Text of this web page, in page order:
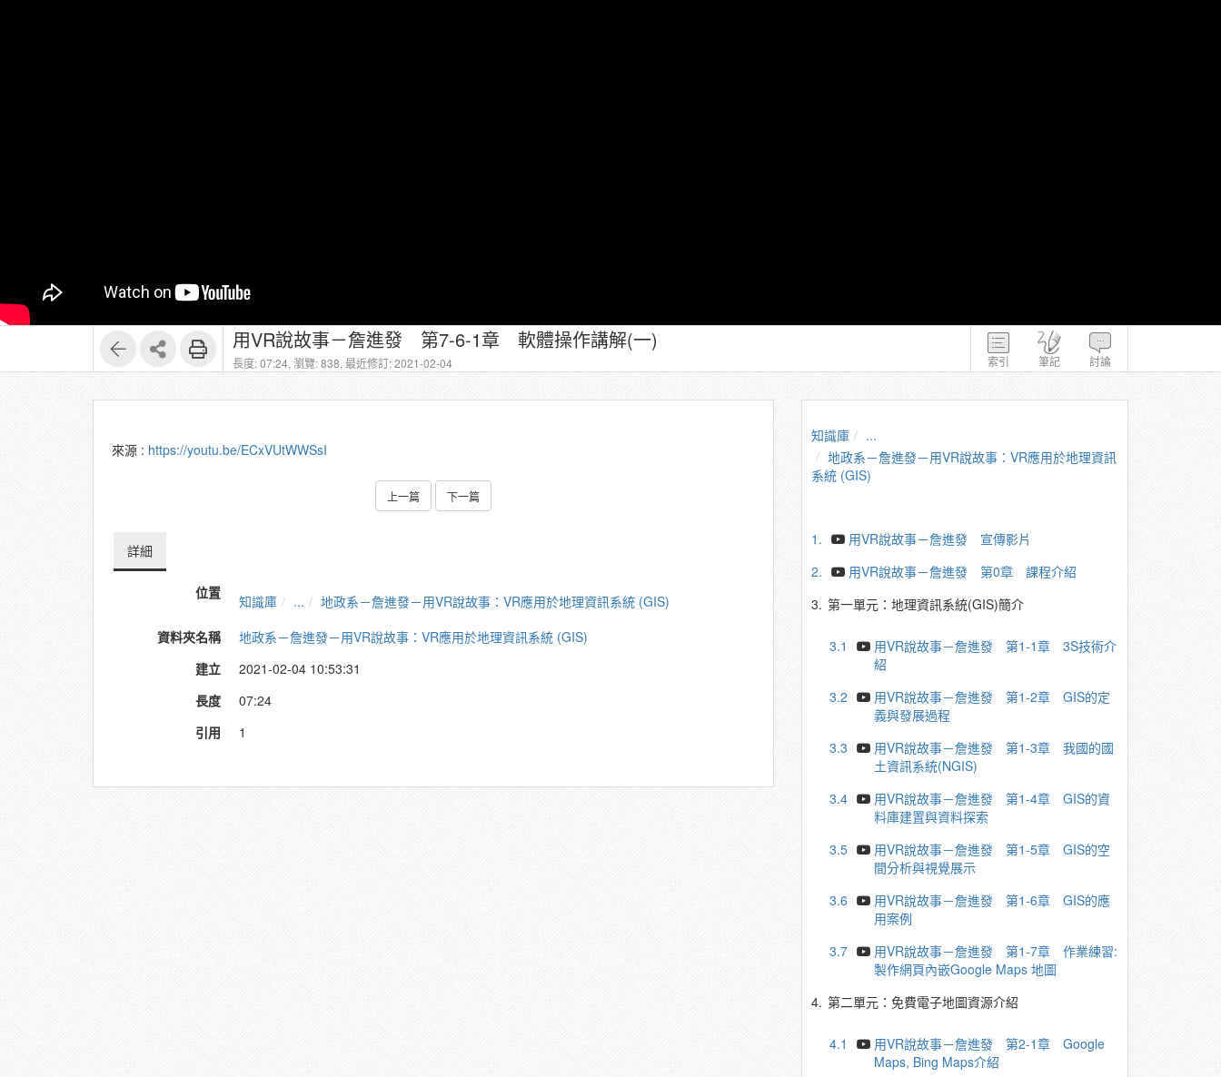
索引 筆記 討論
用VR說故事－詹進發 第7-6-1章 軟體操作講解(一)
長度: 07:24, 瀏覽: 838, 最近修訂: 2021-02-04
來源 : https://youtu.be/ECxVUtWWSsI
上一篇 下一篇
詳細
位置 知識庫 ...
地政系－詹進發－用VR說故事：VR應用於地理資訊系統 (GIS)
資料夾名稱
地政系－詹進發－用VR說故事：VR應用於地理資訊系統 (GIS)
建立
2021-02-04 10:53:31
長度
07:24
引用
1
知識庫
...
地政系－詹進發－用VR說故事：VR應用於地理資訊
系統 (GIS)
1.
用VR說故事－詹進發 宣傳影片
2.
用VR說故事－詹進發 第0章 課程介紹
3. 第一單元：地理資訊系統(GIS)簡介
3.1
用VR說故事－詹進發 第1-1章 3S技術介
紹
3.2
用VR說故事－詹進發 第1-2章 GIS的定
義與發展過程
3.3
用VR說故事－詹進發 第1-3章 我國的國
土資訊系統(NGIS)
3.4
用VR說故事－詹進發 第1-4章 GIS的資
料庫建置與資料探索
3.5
用VR說故事－詹進發 第1-5章 GIS的空
間分析與視覺展示
3.6
用VR說故事－詹進發 第1-6章 GIS的應
用案例
3.7
用VR說故事－詹進發 第1-7章 作業練習:
製作網頁內嵌Google Maps 地圖
4. 第二單元：免費電子地圖資源介紹
4.1
用VR說故事－詹進發 第2-1章 Google
Maps, Bing Maps介紹